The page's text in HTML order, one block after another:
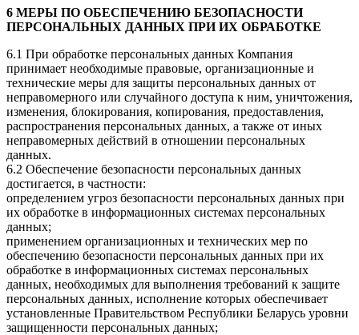
6 МЕРЫ ПО ОБЕСПЕЧЕНИЮ БЕЗОПАСНОСТИ
ПЕРСОНАЛЬНЫХ ДАННЫХ ПРИ ИХ ОБРАБОТКЕ
6.1 При обработке персональных данных Компания
принимает необходимые правовые, организационные и
технические меры для защиты персональных данных от
неправомерного или случайного доступа к ним, уничтожения,
изменения, блокирования, копирования, предоставления,
распространения персональных данных, а также от иных
неправомерных действий в отношении персональных
данных.
6.2 Обеспечение безопасности персональных данных
достигается, в частности:
определением угроз безопасности персональных данных при
их обработке в информационных системах персональных
данных;
применением организационных и технических мер по
обеспечению безопасности персональных данных при их
обработке в информационных системах персональных
данных, необходимых для выполнения требований к защите
персональных данных, исполнение которых обеспечивает
установленные Правительством Республики Беларусь уровни
защищенности персональных данных;